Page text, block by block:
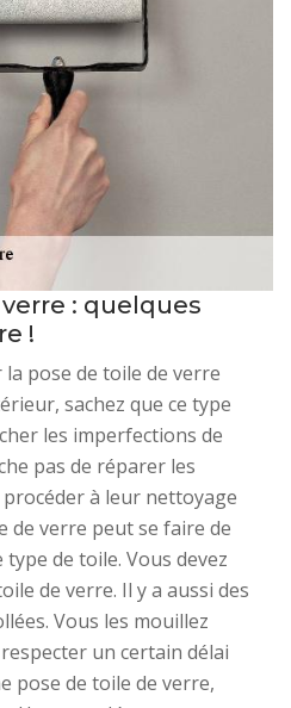
: quelques
!
pose de toile de verre
sachez que ce type
les imperfections de
pas de réparer les
à leur nettoyage
de verre peut se faire de
de toile. Vous devez
de verre. Il y a aussi des
Vous les mouillez
un certain délai
pose de toile de verre,